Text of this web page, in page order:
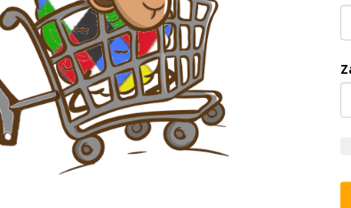
vyprávění příběhů a představivost. Děti si při hře
i každodenního života.